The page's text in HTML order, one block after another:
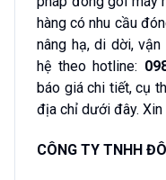
hàng có nhu cầu
nâng hạ, di dời,
hệ theo hotline:
báo giá chi tiết, cụ
địa chỉ dưới đây.
CÔNG TY TNHH